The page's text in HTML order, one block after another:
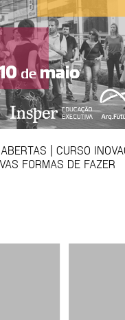
| CURSO
FORMAS DE FAZER